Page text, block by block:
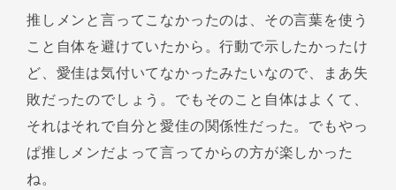
推しメンと言ってこなかったのは、その言葉を使う
こと自体を避けていたから。行動で示したかったけ
ど、愛佳は気付いてなかったみたいなので、まあ失
敗だったのでしょう。でもそのこと自体はよくて、
それはそれで自分と愛佳の関係性だった。でもやっ
ぱ推しメンだよって言ってからの方が楽しかった
ね。